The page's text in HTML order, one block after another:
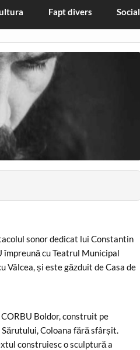
Fapt divers Social
sonor dedicat lui Constantin
împreună cu Teatrul Municipal
Vâlcea, și este găzduit de Casa de
Boldor, construit pe
Coloana fără sfârșit.
construiesc o sculptură a